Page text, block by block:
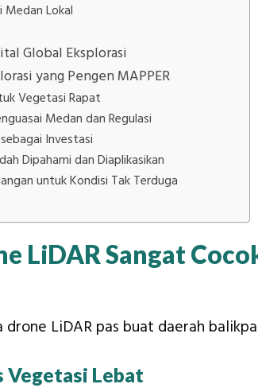
Medan Lokal
Global Eksplorasi
yang Pengen MAPPER
Vegetasi Rapat
Medan dan Regulasi
Investasi
Dipahami dan Diaplikasikan
untuk Kondisi Tak Terduga
LiDAR Sangat
LiDAR pas buat daerah
Vegetasi Lebat